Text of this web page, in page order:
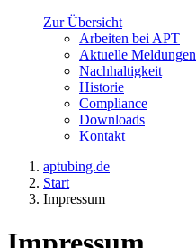
Zur Übersicht
Arbeiten bei APT
Aktuelle Meldungen
Nachhaltigkeit
Historie
Compliance
Downloads
Kontakt
aptubing.de
Start
Impressum